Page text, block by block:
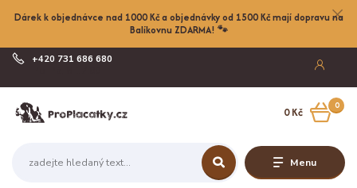
Dárek k objednávce nad 1000 Kč a objednávky od 1500 Kč mají dopravu na
Balíkovnu ZDARMA! 🐾
Menu
+420 731 686 680
0
0 Kč